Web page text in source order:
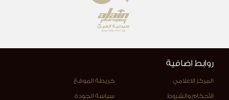
روابط اضافية
المركز الاعلامي خريطة الموقع
الأحكام والشروط سياسة الجودة